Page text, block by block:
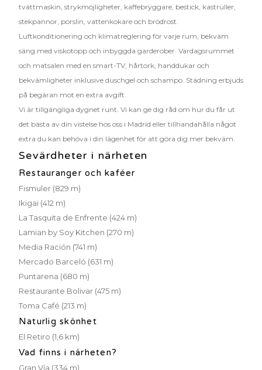
tvättmaskin, strykmöjligheter, kaffebryggare, bestick, kastruller,
stekpannor, porslin, vattenkokare och brödrost.
Luftkonditionering och klimatreglering för varje rum, bekväm
säng med viskotopp och inbyggda garderober. Vardagsrummet
och matsalen med en smart-TV, hårtork, handdukar och
bekvämligheter inklusive duschgel och schampo. Städning erbjuds
på begäran mot en extra avgift.
Vi är tillgängliga dygnet runt. Vi kan ge dig råd om hur du får ut
det bästa av din vistelse hos oss i Madrid eller tillhandahålla något
extra du kan behöva i din lägenhet för att göra dig mer bekväm.
Sevärdheter i närheten
Restauranger och kaféer
Fismuler (829 m)
Ikigai (412 m)
La Tasquita de Enfrente (424 m)
Lamian by Soy Kitchen (270 m)
Media Ración (741 m)
Mercado Barceló (631 m)
Puntarena (680 m)
Restaurante Bolivar (475 m)
Toma Café (213 m)
Naturlig skönhet
El Retiro (1,6 km)
Vad finns i närheten?
Gran Vía (334 m)